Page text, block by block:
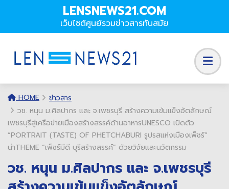
LENSNEWS21.COM
เว็บไซต์ศูนย์รวมข่าวสารทันสมัย
HOME
ข่าวสาร
วช. หนุน ม.ศิลปากร และ จ.เพชรบุรี สร้างความเข้มแข็งอัตลักษณ์
เพชรบุรีสู่เครือข่ายเมืองสร้างสรรค์ด้านอาหารUNESCO เปิดตัว
”PORTRAIT (TASTE) OF PHETCHABURI รูปรสแห่งเมืองเพ็ชร์”
นำTHEME “เพ็ชร์มีดี บุรีสร้างสรรค์” ด้วยวิจัยและนวัตกรรม
วช. หนุน ม.ศิลปากร และ จ.เพชรบุรี